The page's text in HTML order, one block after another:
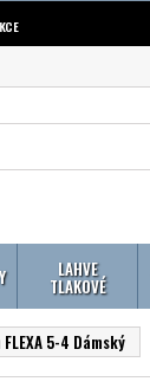
LAHVE
TLAKOVÉ
5-4 Dámský